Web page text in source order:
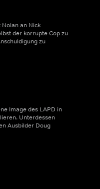
an Nick
der korrupte Cop zu
zu
Image des LAPD in
Unterdessen
Ausbilder Doug